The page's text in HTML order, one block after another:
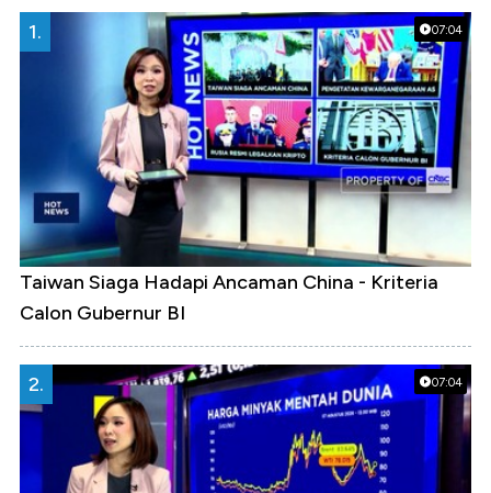
07:04
1.
Taiwan Siaga Hadapi Ancaman China - Kriteria
Calon Gubernur BI
07:04
2.